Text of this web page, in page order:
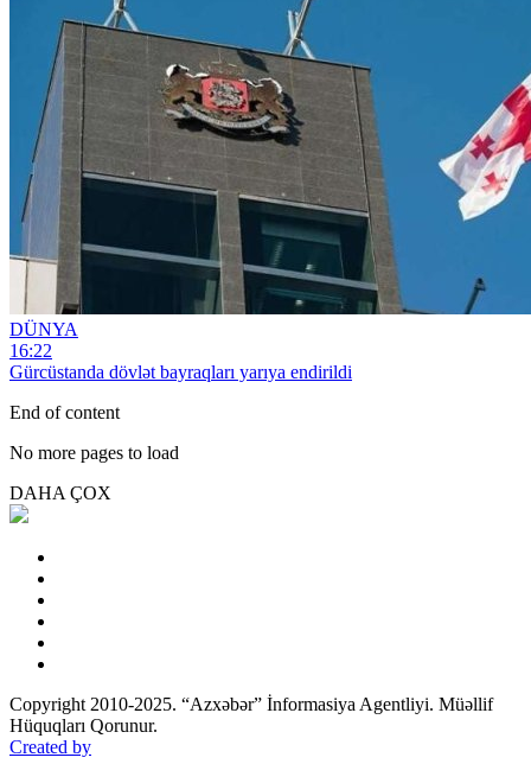
DÜNYA
16:22
Gürcüstanda dövlət bayraqları yarıya endirildi
End of content
No more pages to load
DAHA ÇOX
Copyright 2010-2025. “Azxəbər” İnformasiya Agentliyi. Müəllif
Hüquqları Qorunur.
Created by